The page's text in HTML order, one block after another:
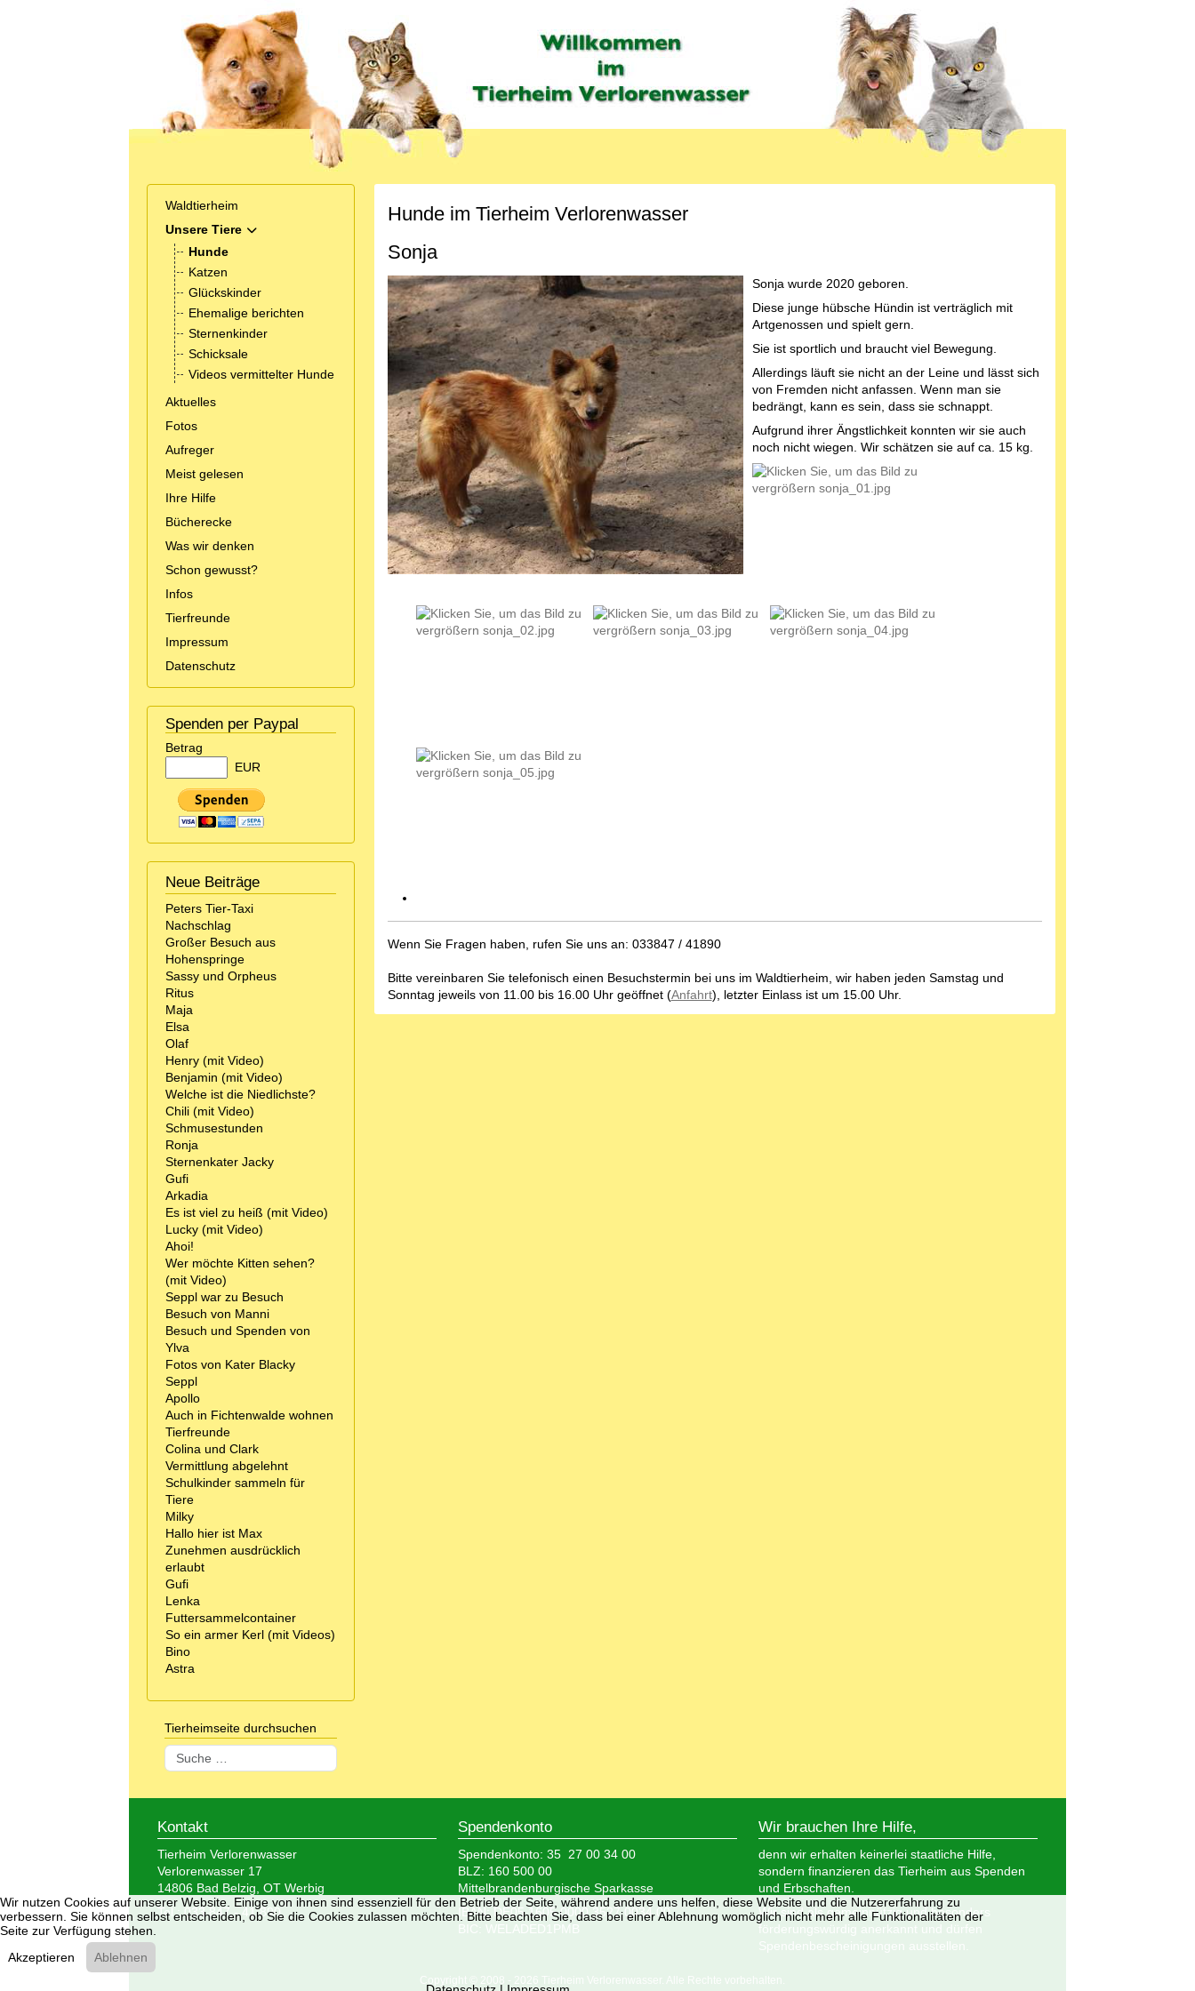
Waldtierheim
Unsere Tiere
MOD_MENU_TOGGLE_SUBMENU_LABEL
Hunde
Katzen
Glückskinder
Ehemalige berichten
Sternenkinder
Schicksale
Videos vermittelter Hunde
Aktuelles
Fotos
Aufreger
Meist gelesen
Ihre Hilfe
Bücherecke
Was wir denken
Schon gewusst?
Infos
Tierfreunde
Impressum
Datenschutz
Spenden per Paypal
Betrag
EUR
Neue Beiträge
Peters Tier-Taxi
Nachschlag
Großer Besuch aus
Hohenspringe
Sassy und Orpheus
Ritus
Maja
Elsa
Olaf
Henry (mit Video)
Benjamin (mit Video)
Welche ist die Niedlichste?
Chili (mit Video)
Schmusestunden
Ronja
Sternenkater Jacky
Gufi
Arkadia
Es ist viel zu heiß (mit Video)
Lucky (mit Video)
Ahoi!
Wer möchte Kitten sehen?
(mit Video)
Seppl war zu Besuch
Besuch von Manni
Besuch und Spenden von
Ylva
Fotos von Kater Blacky
Seppl
Apollo
Auch in Fichtenwalde wohnen
Tierfreunde
Colina und Clark
Vermittlung abgelehnt
Schulkinder sammeln für
Tiere
Milky
Hallo hier ist Max
Zunehmen ausdrücklich
erlaubt
Gufi
Lenka
Futtersammelcontainer
So ein armer Kerl (mit Videos)
Bino
Astra
Tierheimseite durchsuchen
Suchen
Hunde im Tierheim Verlorenwasser
Sonja
Sonja wurde 2020 geboren.
Diese junge hübsche Hündin ist verträglich mit
Artgenossen und spielt gern.
Sie ist sportlich und braucht viel Bewegung.
Allerdings läuft sie nicht an der Leine und lässt sich
von Fremden nicht anfassen. Wenn man sie
bedrängt, kann es sein, dass sie schnappt.
Aufgrund ihrer Ängstlichkeit konnten wir sie auch
noch nicht wiegen. Wir schätzen sie auf ca. 15 kg.
Wenn Sie Fragen haben, rufen Sie uns an: 033847 / 41890
Bitte vereinbaren Sie telefonisch einen Besuchstermin bei uns im Waldtierheim, wir haben jeden Samstag und
Sonntag jeweils von 11.00 bis 16.00 Uhr geöffnet (Anfahrt), letzter Einlass ist um 15.00 Uhr.
Kontakt
Tierheim Verlorenwasser
Verlorenwasser 17
14806 Bad Belzig, OT Werbig
Tel.: 033 847 - 41 890
Spendenkonto
Spendenkonto: 35 27 00 34 00
BLZ: 160 500 00
Mittelbrandenburgische Sparkasse
IBAN: DE05 1605 0000 3527 0034 00
BIC: WELADED1PMB
Wir brauchen Ihre Hilfe,
denn wir erhalten keinerlei staatliche Hilfe,
sondern finanzieren das Tierheim aus Spenden
und Erbschaften.
Wir sind als gemeinnützig und besonders
förderungswürdig anerkannt und dürfen
Spendenbescheinigungen ausstellen.
Copyright © 2008 - 2026 Tierheim Verlorenwasser. Alle Rechte vorbehalten.
Wir nutzen Cookies auf unserer Website. Einige von ihnen sind essenziell für den Betrieb der Seite, während andere uns helfen, diese Website und die Nutzererfahrung zu
verbessern. Sie können selbst entscheiden, ob Sie die Cookies zulassen möchten. Bitte beachten Sie, dass bei einer Ablehnung womöglich nicht mehr alle Funktionalitäten der
Seite zur Verfügung stehen.
Akzeptieren
Ablehnen